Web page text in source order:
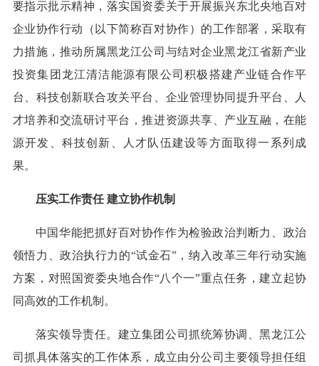
要指示批示精神，落实国资委关于开展振兴东北央地百对
企业协作行动（以下简称百对协作）的工作部署，采取有
力措施，推动所属黑龙江公司与结对企业黑龙江省新产业
投资集团龙江清洁能源有限公司积极搭建产业链合作平
台、科技创新联合攻关平台、企业管理协同提升平台、人
才培养和交流研讨平台，推进资源共享、产业互融，在能
源开发、科技创新、人才队伍建设等方面取得一系列成
果。
压实工作责任 建立协作机制
中国华能把抓好百对协作作为检验政治判断力、政治
领悟力、政治执行力的“试金石”，纳入改革三年行动实施
方案，对照国资委央地合作“八个一”重点任务，建立起协
同高效的工作机制。
落实领导责任。建立集团公司抓统筹协调、黑龙江公
司抓具体落实的工作体系，成立由分公司主要领导担任组